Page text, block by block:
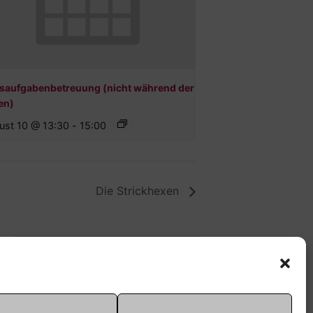
(nicht während der
10 @ 13:30 - 15:00
Die Strickhexen